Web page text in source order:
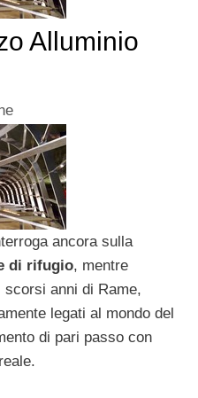
Alluminio
ancora sulla
di rifugio, mentre
scorsi anni di Rame,
legati al mondo del
di pari passo con